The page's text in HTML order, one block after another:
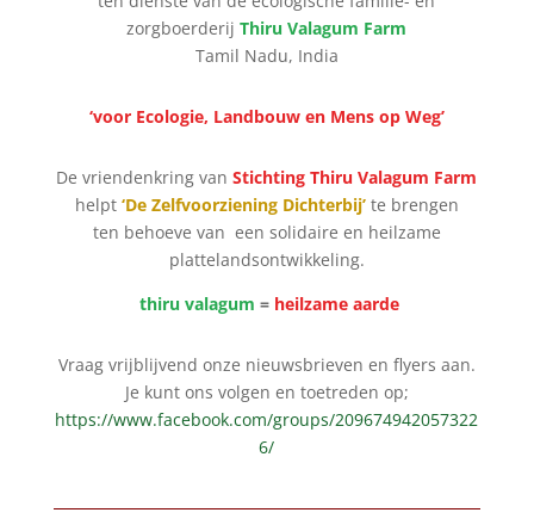
zorgboerderijThiru Valagum Farm
Tamil Nadu, India
‘voor Ecologie, Landbouw en Mens op Weg’
De vriendenkring vanStichting Thiru Valagum Farm
helpt ‘De Zelfvoorziening Dichterbij’te brengen
ten behoeve van een solidaire en heilzame
plattelandsontwikkeling.
thiru valagum =heilzame aarde
Vraag vrijblijvend onze nieuwsbrieven en flyers aan.
Je kunt ons volgen en toetreden op;
https://www.facebook.com/groups/209674942057322
6/